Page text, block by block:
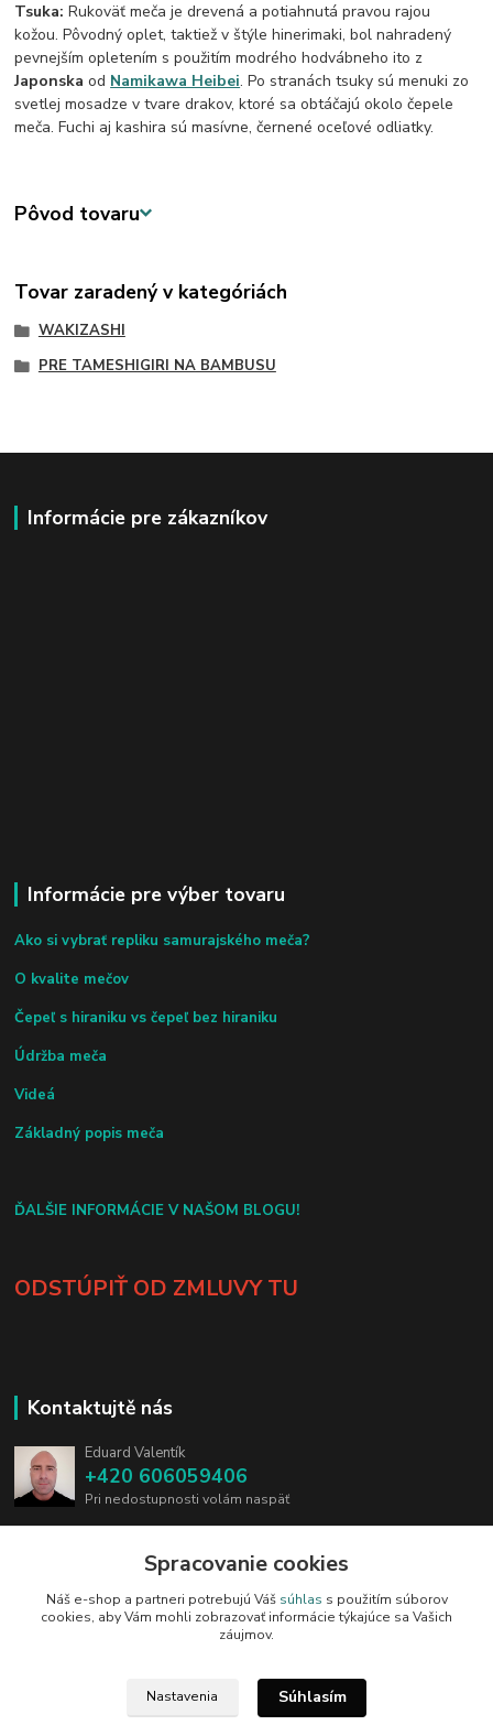
Tsuka: Rukoväť meča je drevená a potiahnutá pravou rajou
kožou. Pôvodný oplet, taktiež v štýle hinerimaki, bol nahradený
pevnejším opletením s použitím modrého hodvábneho ito z
Japonskaod Namikawa Heibei. Po stranách tsuky sú menuki zo
svetlej mosadze v tvare drakov, ktoré sa obtáčajú okolo čepele
meča. Fuchi aj kashira sú masívne, černené oceľové odliatky.
Pôvod tovaru
Tovar zaradený v kategóriách
WAKIZASHI
PRE TAMESHIGIRI NA BAMBUSU
Informácie pre zákazníkov
Informácie pre výber tovaru
Ako si vybrať repliku samurajského meča?
O kvalite mečov
Čepeľ s hiraniku vs čepeľ bez hiraniku
Údržba meča
Videá
Základný popis meča
ĎALŠIE INFORMÁCIE V NAŠOM BLOGU!
ODSTÚPIŤ OD ZMLUVY TU
Kontaktujtě nás
Eduard Valentík
+420 606059406
Pri nedostupnosti volám naspäť
Upravit sběr cookies.
Spracovanie cookies
Náš e-shop a partneri potrebujú Váš súhlas s použitím súborov
cookies, aby Vám mohli zobrazovať informácie týkajúce sa Vašich
záujmov.
Nastavenia Súhlasím